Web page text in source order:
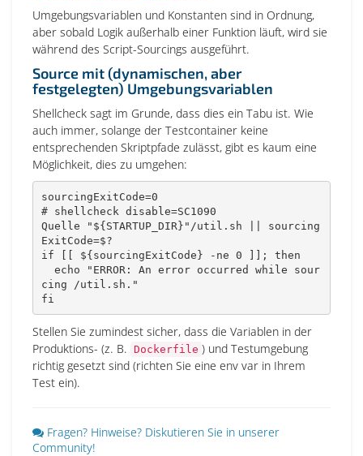
Umgebungsvariablen und Konstanten sind in Ordnung,
aber sobald Logik außerhalb einer Funktion läuft, wird sie
während des Script-Sourcings ausgeführt.
Source mit (dynamischen, aber
festgelegten) Umgebungsvariablen
Shellcheck sagt im Grunde, dass dies ein Tabu ist. Wie
auch immer, solange der Testcontainer keine
entsprechenden Skriptpfade zulässt, gibt es kaum eine
Möglichkeit, dies zu umgehen:
sourcingExitCode=0
# shellcheck disable=SC1090
Quelle
" ${STARTUP_DIR} " /util.sh
sourcing
ExitCode=$?
if
[ [ ${sourcingExitCode} -ne 0 ] ] ;
then
echo
"ERROR: An error occurred while sour
cing /util.sh."
fi
Stellen Sie zumindest sicher, dass die Variablen in der
Produktions- (z. B. Dockerfile ) und Testumgebung
richtig gesetzt sind (richten Sie eine env var in Ihrem
Test ein).
Fragen? Hinweise? Diskutieren Sie in unserer
Community!